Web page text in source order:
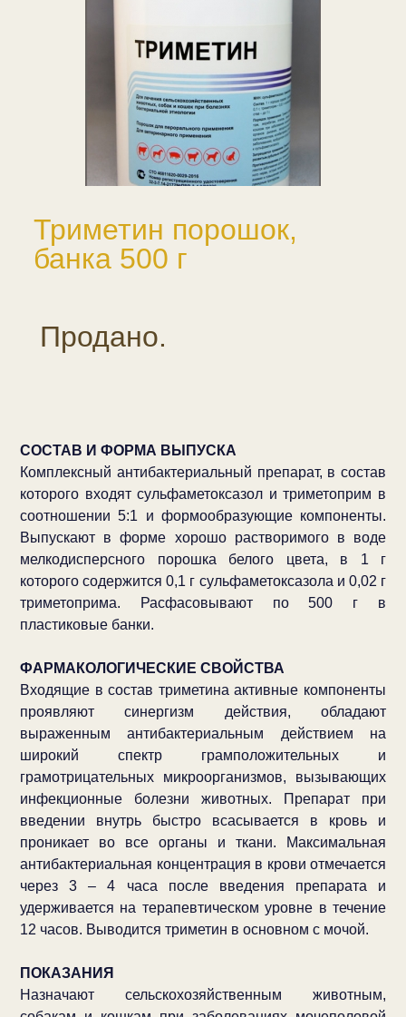
Триметин порошок,
банка 500 г
Продано.
СОСТАВ И ФОРМА ВЫПУСКА
Комплексный антибактериальный препарат, в состав
которого входят сульфаметоксазол и триметоприм в
соотношении 5:1 и формообразующие компоненты.
Выпускают в форме хорошо растворимого в воде
мелкодисперсного порошка белого цвета, в 1 г
которого содержится 0,1 г сульфаметоксазола и 0,02 г
триметоприма. Расфасовывают по 500 г в
пластиковые банки.
ФАРМАКОЛОГИЧЕСКИЕ СВОЙСТВА
Входящие в состав триметина активные компоненты
проявляют синергизм действия, обладают
выраженным антибактериальным действием на
широкий спектр грамположительных и
грамотрицательных микроорганизмов, вызывающих
инфекционные болезни животных. Препарат при
введении внутрь быстро всасывается в кровь и
проникает во все органы и ткани. Максимальная
антибактериальная концентрация в крови отмечается
через 3 – 4 часа после введения препарата и
удерживается на терапевтическом уровне в течение
12 часов. Выводится триметин в основном с мочой.
ПОКАЗАНИЯ
Назначают сельскохозяйственным животным,